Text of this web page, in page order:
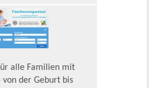
alle Familien mit
von der Geburt bis